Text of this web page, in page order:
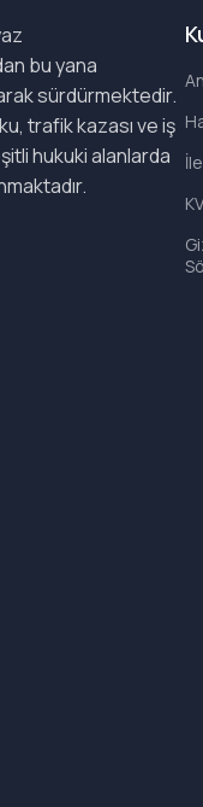
bu yana
sürdürmektedir.
trafik kazası ve iş
hukuki alanlarda